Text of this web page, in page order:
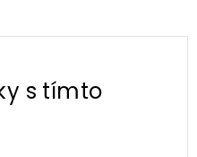
s tímto